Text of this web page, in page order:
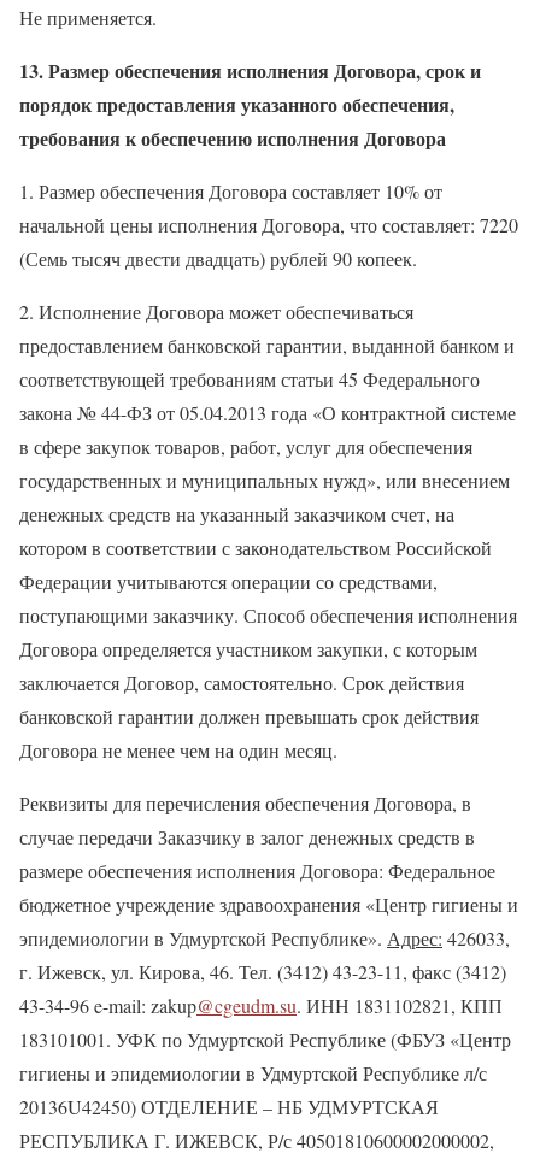
Не применяется.
13. Размер обеспечения исполнения Договора, срок и
порядок предоставления указанного обеспечения,
требования к обеспечению исполнения Договора
1. Размер обеспечения Договора составляет 10% от
начальной цены исполнения Договора, что составляет: 7220
(Семь тысяч двести двадцать) рублей 90 копеек.
2. Исполнение Договора может обеспечиваться
предоставлением банковской гарантии, выданной банком и
соответствующей требованиям статьи 45 Федерального
закона № 44-ФЗ от 05.04.2013 года «О контрактной системе
в сфере закупок товаров, работ, услуг для обеспечения
государственных и муниципальных нужд», или внесением
денежных средств на указанный заказчиком счет, на
котором в соответствии с законодательством Российской
Федерации учитываются операции со средствами,
поступающими заказчику. Способ обеспечения исполнения
Договора определяется участником закупки, с которым
заключается Договор, самостоятельно. Срок действия
банковской гарантии должен превышать срок действия
Договора не менее чем на один месяц.
Реквизиты для перечисления обеспечения Договора, в
случае передачи Заказчику в залог денежных средств в
размере обеспечения исполнения Договора: Федеральное
бюджетное учреждение здравоохранения «Центр гигиены и
эпидемиологии в Удмуртской Республике». Адрес: 426033,
г. Ижевск, ул. Кирова, 46. Тел. (3412) 43-23-11, факс (3412)
43-34-96 e-mail: zakup@cgeudm.su. ИНН 1831102821, КПП
183101001. УФК по Удмуртской Республике (ФБУЗ «Центр
гигиены и эпидемиологии в Удмуртской Республике л/с
20136U42450) ОТДЕЛЕНИЕ – НБ УДМУРТСКАЯ
РЕСПУБЛИКА Г. ИЖЕВСК, Р/с 40501810600002000002,